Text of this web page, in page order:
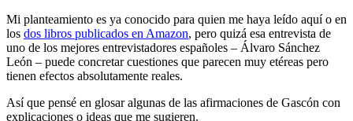
Mi planteamiento es ya conocido para quien me haya leído aquí o en
los dos libros publicados en Amazon, pero quizá esa entrevista de
uno de los mejores entrevistadores españoles – Álvaro Sánchez
León – puede concretar cuestiones que parecen muy etéreas pero
tienen efectos absolutamente reales.
Así que pensé en glosar algunas de las afirmaciones de Gascón con
explicaciones o ideas que me sugieren.